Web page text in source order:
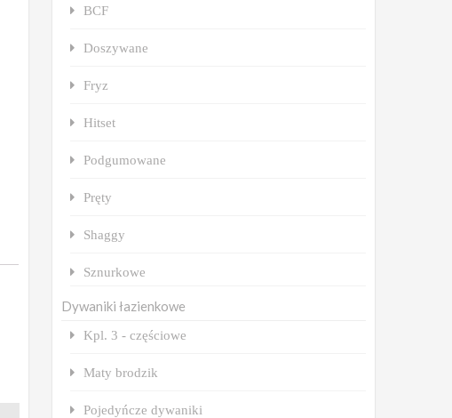
BCF
Doszywane
Fryz
Hitset
Podgumowane
Pręty
Shaggy
Sznurkowe
Dywaniki łazienkowe
Kpl. 3 - częściowe
Maty brodzik
Pojedyńcze dywaniki